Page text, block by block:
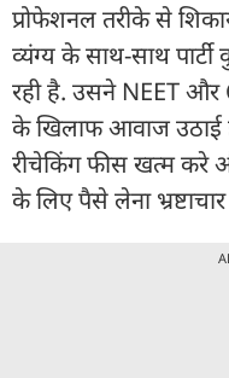
प्रोफेशनल तरीके से
व्यंग्य के साथ-साथ
रही है. उसने NEET और
के खिलाफ आवाज उठाई
रीचेकिंग फीस खत्म करे
के लिए पैसे लेना